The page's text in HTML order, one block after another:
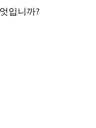
입니까?